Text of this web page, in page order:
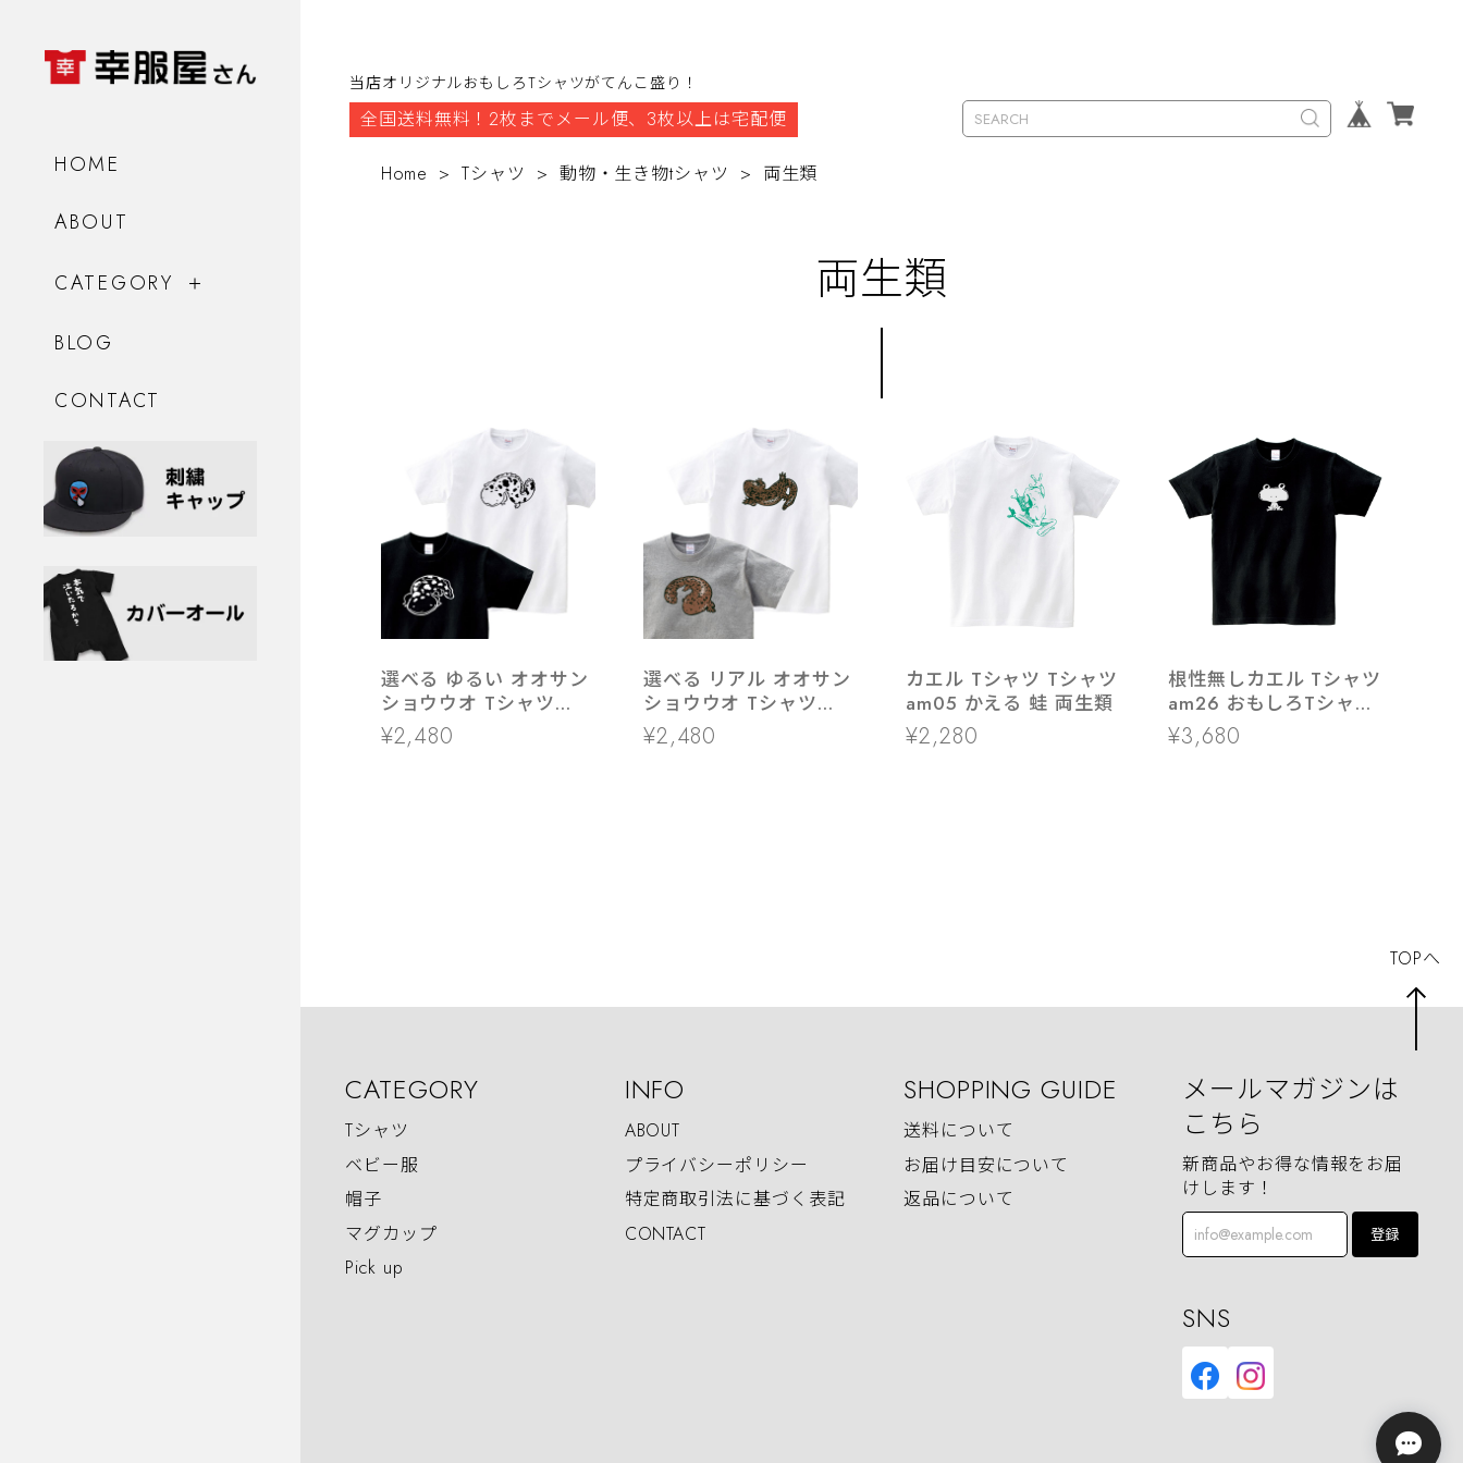
HOME
ABOUT
CATEGORY
BLOG
CONTACT
当店オリジナルおもしろTシャツがてんこ盛り！
全国送料無料！2枚までメール便、3枚以上は宅配便
Home Tシャツ 動物・生き物tシャツ 両生類
両生類
選べる ゆるい オオサン
ショウウオ Tシャツ
am98 アニマル 両生類
特別天然記念物
¥2,480
選べる リアル オオサン
ショウウオ Tシャツ
am97 アニマル 両生類
特別天然記念物
¥2,480
カエル Tシャツ Tシャツ
am05 かえる 蛙 両生類
¥2,280
根性無しカエル Tシャツ
am26 おもしろTシャツ
カエル
¥3,680
CATEGORY
Tシャツ
ベビー服
帽子
マグカップ
Pick up
INFO
ABOUT
プライバシーポリシー
特定商取引法に基づく表記
CONTACT
SHOPPING GUIDE
送料について
お届け目安について
返品について
メールマガジンは
こちら
新商品やお得な情報をお届
けします！
登録
SNS
TOPへ